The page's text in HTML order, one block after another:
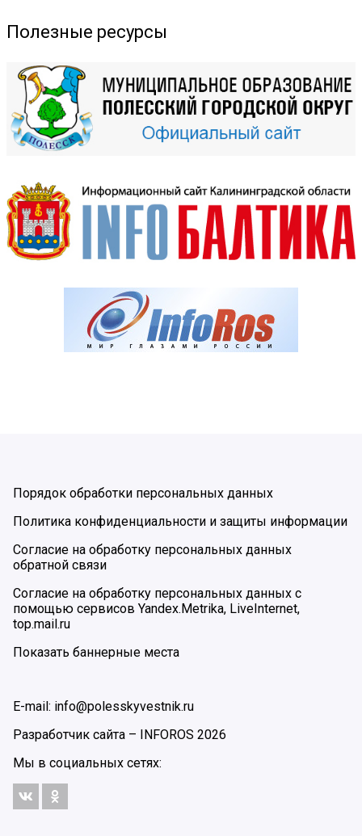
Полезные ресурсы
Порядок обработки персональных данных
Политика конфиденциальности и защиты информации
Согласие на обработку персональных данных
обратной связи
Согласие на обработку персональных данных с
помощью сервисов Yandex.Metrika, LiveInternet,
top.mail.ru
Показать баннерные места
E-mail: info@polesskyvestnik.ru
Разработчик сайта – INFOROS 2026
Мы в социальных сетях: